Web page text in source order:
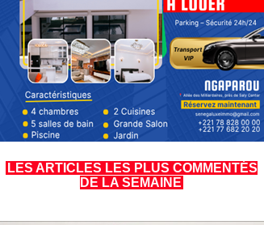
LES ARTICLES LES PLUS COMMENTÉS
DE LA SEMAINE